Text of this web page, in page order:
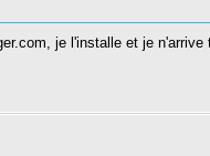
je l'installe et je